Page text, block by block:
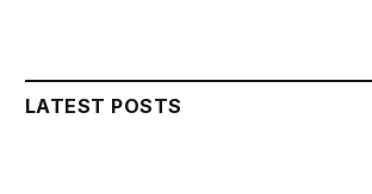
LATEST POSTS